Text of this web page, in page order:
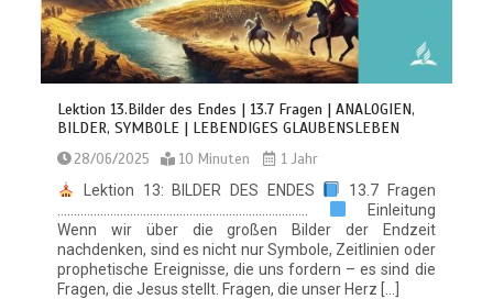
Lektion 13.Bilder des Endes | 13.7 Fragen | ANALOGIEN,
BILDER, SYMBOLE | LEBENDIGES GLAUBENSLEBEN
28/06/2025 10 Minuten
1 Jahr
Lektion 13: BILDER DES ENDES
13.7 Fragen
Einleitung
Wenn wir über die großen Bilder der Endzeit
nachdenken, sind es nicht nur Symbole, Zeitlinien oder
prophetische Ereignisse, die uns fordern – es sind die
Fragen, die Jesus stellt. Fragen, die unser Herz […]